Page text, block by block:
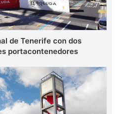
de Tenerife con dos
portacontenedores